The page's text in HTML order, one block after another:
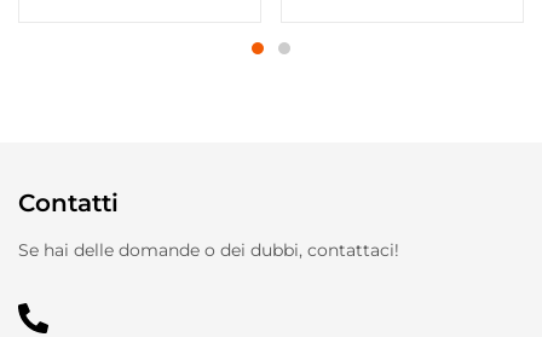
Contatti
Se hai delle domande o dei dubbi, contattaci!